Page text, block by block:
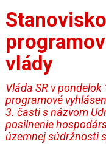
vlády
Vláda SR v
programové
3. časti s názvom
posilnenie
územnej súdržnosti